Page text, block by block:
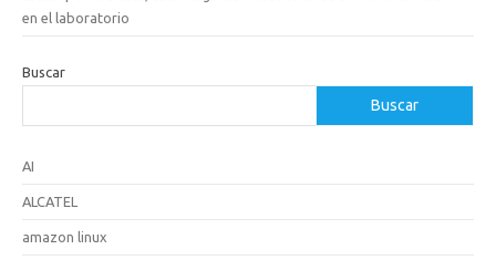
en el laboratorio
Buscar
Buscar
AI
ALCATEL
amazon linux